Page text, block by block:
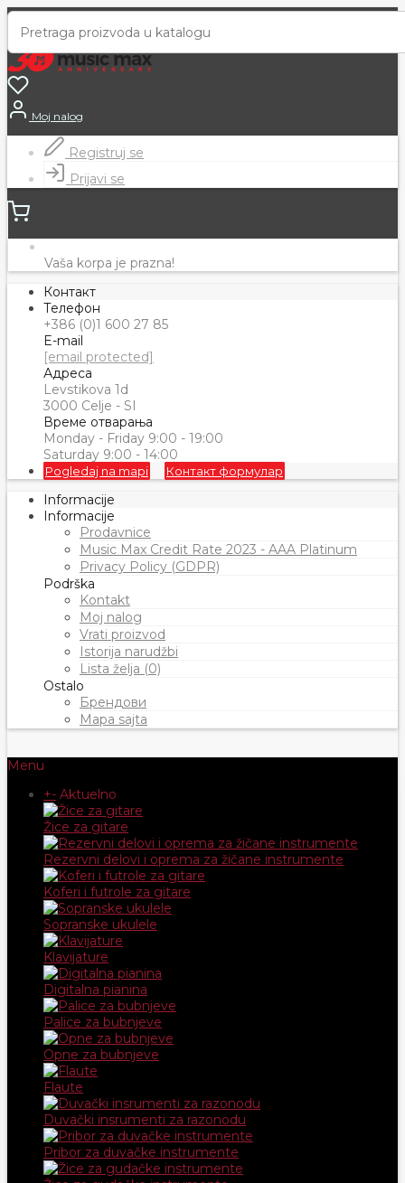
Moj nalog
Registruj se
Prijavi se
Vaša korpa je prazna!
Контакт
Телефон
+386 (0)1 600 27 85
E-mail
[email protected]
Адреса
Levstikova 1d
3000 Celje - SI
Време отварања
Monday - Friday 9:00 - 19:00
Saturday 9:00 - 14:00
Pogledaj na mapi Контакт формулар
Informacije
Informacije
Prodavnice
Music Max Credit Rate 2023 - AAA Platinum
Privacy Policy (GDPR)
Podrška
Kontakt
Moj nalog
Vrati proizvod
Istorija narudžbi
Lista želja (0)
Ostalo
Брендови
Mapa sajta
Menu
+- Aktuelno
Žice za gitare
Rezervni delovi i oprema za žičane instrumente
Koferi i futrole za gitare
Sopranske ukulele
Klavijature
Digitalna pianina
Palice za bubnjeve
Opne za bubnjeve
Flaute
Duvački insrumenti za razonodu
Pribor za duvačke instrumente